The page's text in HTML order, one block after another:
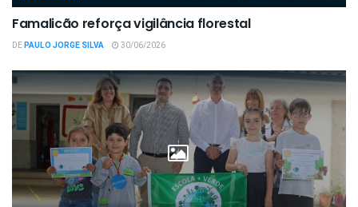
Famalicão reforça vigilância florestal
DEPAULO JORGE SILVA 30/06/2026